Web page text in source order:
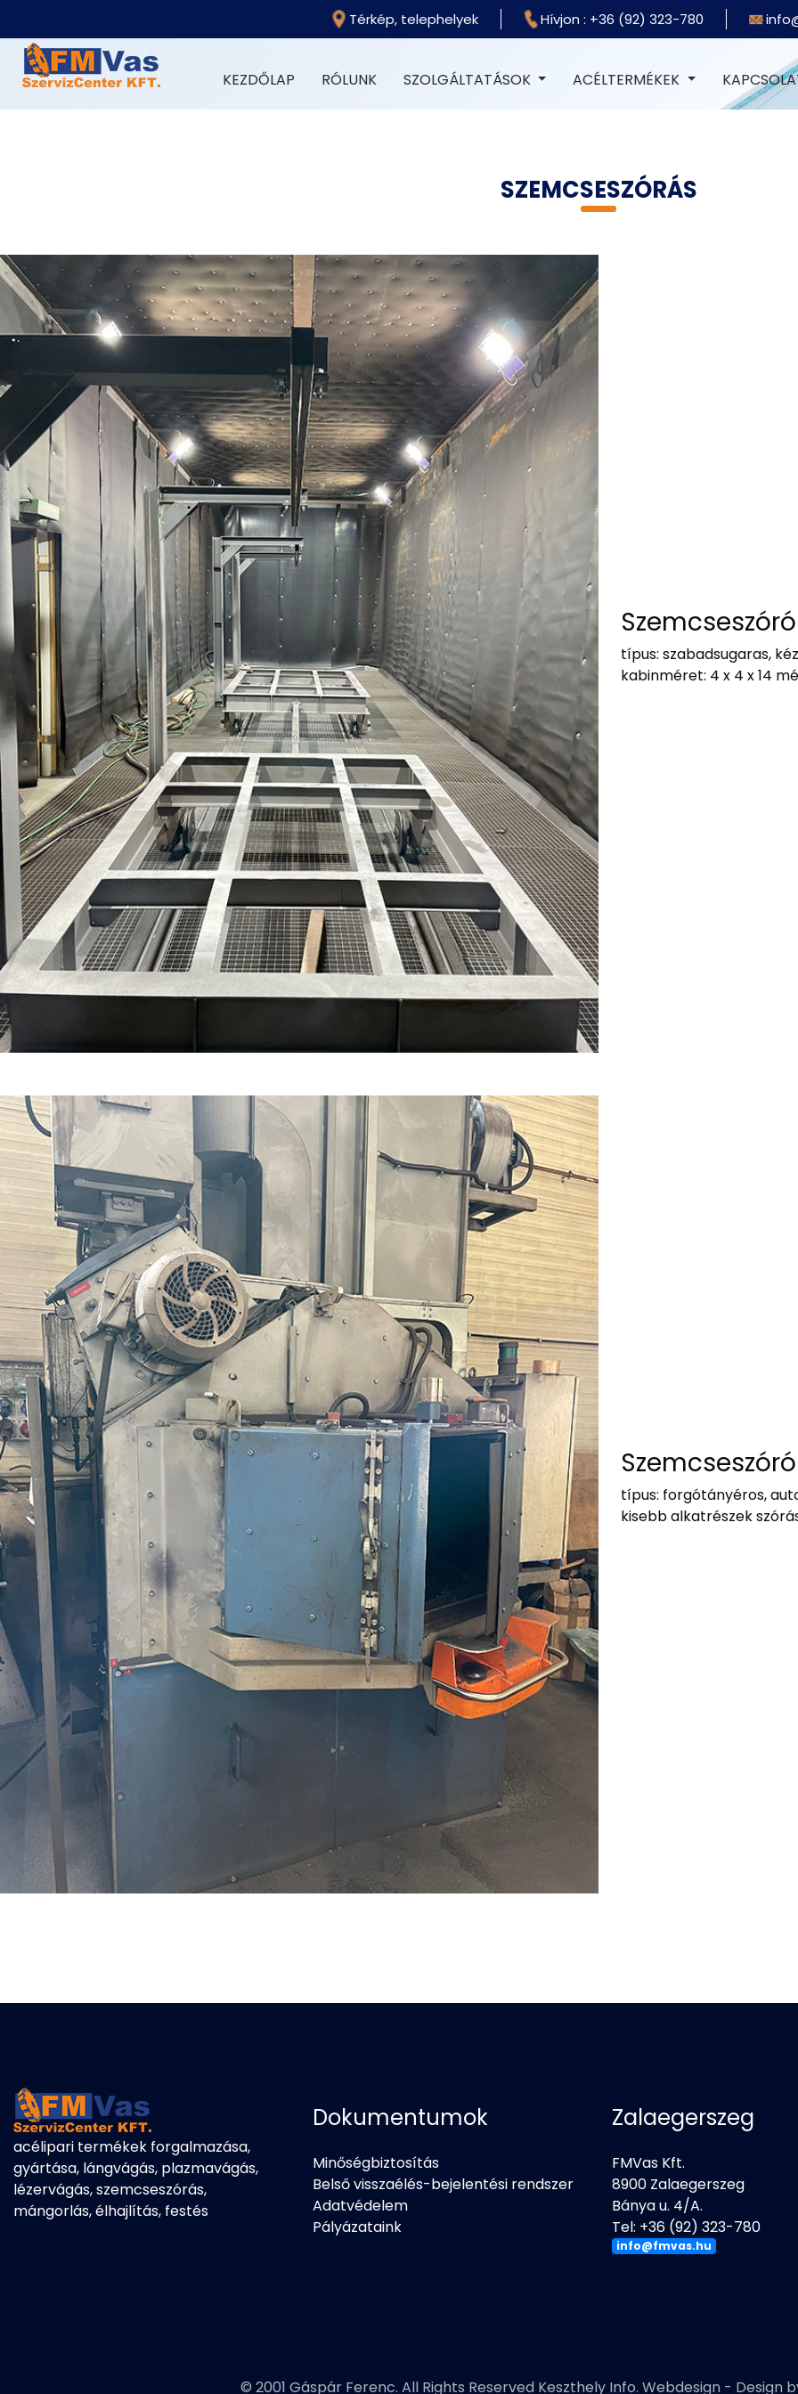
Térkép, telephelyek Hívjon : +36 (92) 323-780
KEZDŐLAP (CURRENT)
RÓLUNK SZOLGÁLTATÁSOK ACÉLTERMÉKEK
SZEMCSESZÓRÁS
Szemcseszóró
típus: szabadsugaras,
kabinméret: 4 x 4 x 14
Szemcseszóró
típus: forgótányéros,
kisebb alkatrészek
acélipari termékek forgalmazása,
gyártása, lángvágás, plazmavágás,
lézervágás, szemcseszórás,
mángorlás, élhajlítás, festés
Dokumentumok
Minőségbiztosítás
Belső visszaélés-bejelentési rendszer
Adatvédelem
Pályázataink
Zalaegerszeg
FMVas Kft.
8900 Zalaegerszeg
Bánya u. 4/A.
Tel: +36 (92) 323-780
info@fmvas.hu
© 2001 Gáspár Ferenc. All Rights Reserved Keszthely Info. Webdesign- Design